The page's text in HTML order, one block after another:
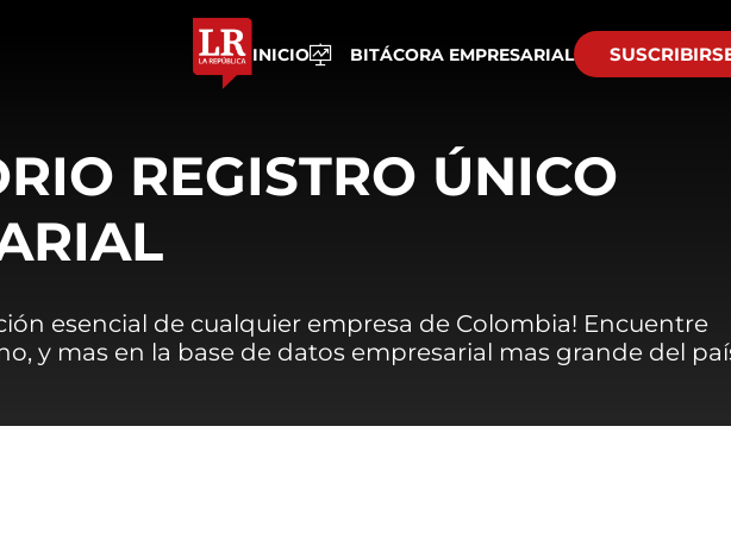
INICIO BITÁCORA EMPRESARIAL
REGISTRO ÚNICO
esencial de cualquier empresa de Colombia! Encuentre
y mas en la base de datos empresarial mas grande del